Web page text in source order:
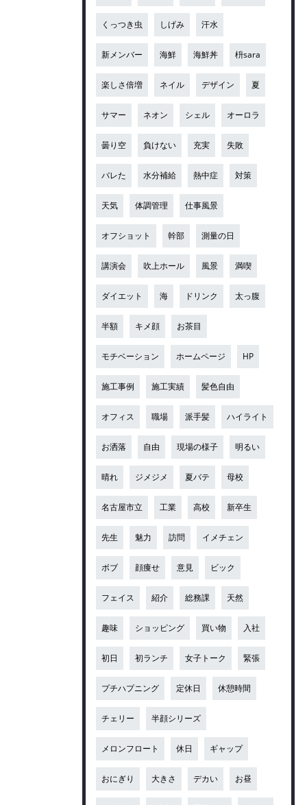
くっつき虫 しげみ 汗水
新メンバー 海鮮 海鮮丼 枡sara
楽しさ倍増 ネイル デザイン 夏
サマー ネオン シェル オーロラ
曇り空 負けない 充実 失敗
バレた 水分補給 熱中症 対策
天気 体調管理 仕事風景
オフショット 幹部 測量の日
講演会 吹上ホール 風景 満喫
ダイエット 海 ドリンク 太っ腹
半額 キメ顔 お茶目
モチベーション ホームページ HP
施工事例 施工実績 髪色自由
オフィス 職場 派手髪 ハイライト
お洒落 自由 現場の様子 明るい
晴れ ジメジメ 夏バテ 母校
名古屋市立 工業 高校 新卒生
先生 魅力 訪問 イメチェン
ボブ 顔痩せ 意見 ビック
フェイス 紹介 総務課 天然
趣味 ショッピング 買い物 入社
初日 初ランチ 女子トーク 緊張
プチハプニング 定休日 休憩時間
チェリー 半顔シリーズ
メロンフロート 休日 ギャップ
おにぎり 大きさ デカい お昼